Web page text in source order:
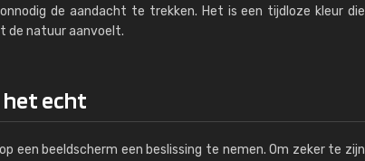
de aandacht te trekken. Het is een tijdloze kleur die
de natuur aanvoelt.
het echt
een beeldscherm een beslissing te nemen. Om zeker te zijn